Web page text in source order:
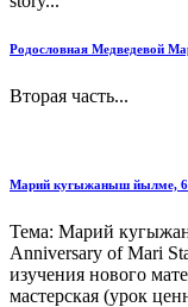
Родословная Медведевой
Вторая часть...
Марий кугыжаныш йылме, 6
Тема: Марий
Anniversary of Mari
изучения нового
мастерская (урок